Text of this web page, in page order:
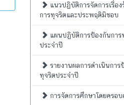
แนวปฏิบัติการจัดการเรื่อง
การทุจริตและประพฤติมิชอบ
แผนปฏิบัติการป้องกันการ
ประจำปี
รายงานผลการดำเนินการ
ทุจริตประจำปี
การจัดการศึกษาโดยครอบ